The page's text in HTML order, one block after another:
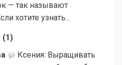
— так называют
хотите узнать...
(1 )
Ксения: Выращивать